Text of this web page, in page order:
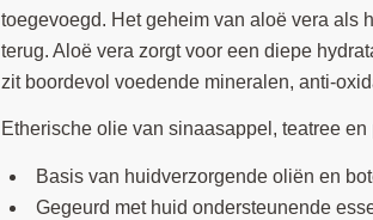
toegevoegd. Het geheim van aloë vera als
terug. Aloë vera zorgt voor een diepe
zit boordevol voedende mineralen, anti-
Etherische olie van sinaasappel, teatree
Basis van huidverzorgende oliën en
Gegeurd met huid ondersteunende